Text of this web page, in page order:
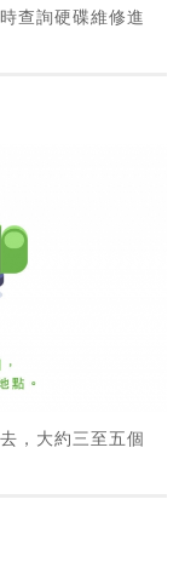
查詢硬碟維修進
，大約三至五個